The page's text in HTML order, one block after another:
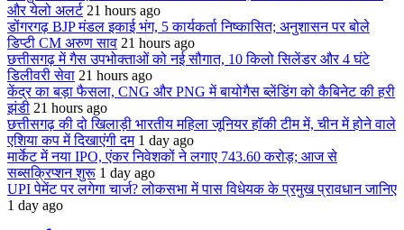
और येलो अलर्ट 21 hours ago
डोंगरगढ़ BJP मंडल इकाई भंग, 5 कार्यकर्ता निष्कासित; अनुशासन पर बोले
डिप्टी CM अरुण साव 21 hours ago
छत्तीसगढ़ में गैस उपभोक्ताओं को नई सौगात, 10 किलो सिलेंडर और 4 घंटे
डिलीवरी सेवा 21 hours ago
केंद्र का बड़ा फैसला, CNG और PNG में बायोगैस ब्लेंडिंग को कैबिनेट की हरी
झंडी 21 hours ago
छत्तीसगढ़ की दो खिलाड़ी भारतीय महिला जूनियर हॉकी टीम में, चीन में होने वाले
एशिया कप में दिखाएंगी दम 1 day ago
मार्केट में नया IPO, एंकर निवेशकों ने लगाए 743.60 करोड़; आज से
सब्सक्रिप्शन शुरू 1 day ago
UPI पेमेंट पर लगेगा चार्ज? लोकसभा में पास विधेयक के प्रमुख प्रावधान जानिए
1 day ago